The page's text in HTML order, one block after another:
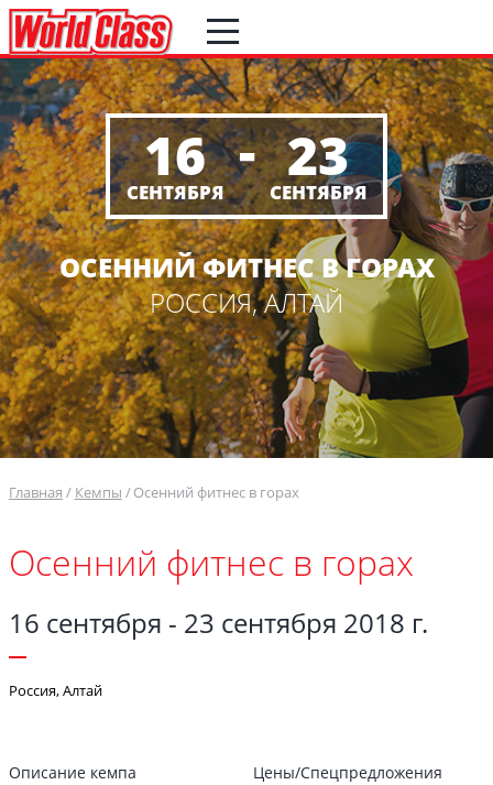
16
СЕНТЯБРЯ
- 23
СЕНТЯБРЯ
ОСЕННИЙ ФИТНЕС В ГОРАХ
РОССИЯ, АЛТАЙ
Главная Кемпы Осенний фитнес в горах
Осенний фитнес в горах
16 сентября - 23 сентября 2018 г.
Россия, Алтай
Описание кемпа Цены/Спецпредложения